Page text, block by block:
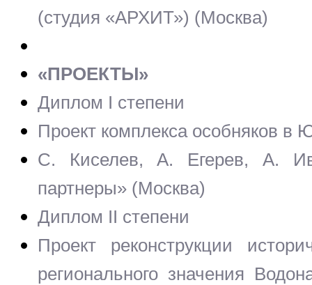
(студия «АРХИТ») (Москва)
«ПРОЕКТЫ»
Диплом I степени
Проект комплекса особняков в
С. Киселев, А. Егерев, А.
партнеры» (Москва)
Диплом II степени
Проект реконструкции
регионального значения